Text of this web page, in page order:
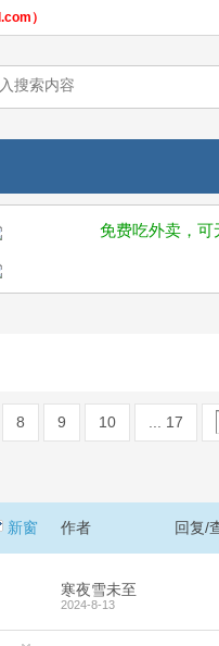
）
免费吃外卖，可
8 9 10 ... 17
新窗 作者 回复/
寒夜雪未至
2024-8-13